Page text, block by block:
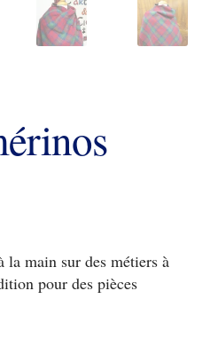
la main sur des métiers à
pour des pièces